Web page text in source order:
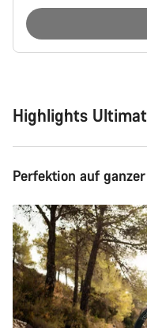
Highlights
Perfektion auf